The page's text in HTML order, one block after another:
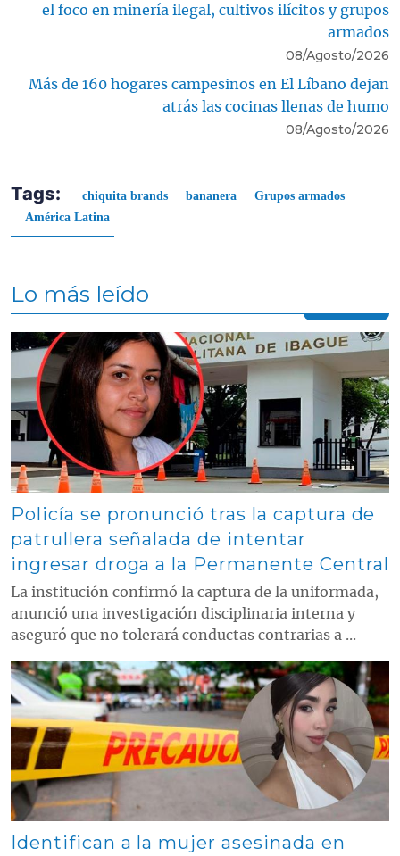
el foco en minería ilegal, cultivos ilícitos y grupos
armados
08/Agosto/2026
Más de 160 hogares campesinos en El Líbano dejan
atrás las cocinas llenas de humo
08/Agosto/2026
Tags: chiquita brands bananera
Grupos armados
América Latina
Lo más leído
Contenido multimedia principal
Policía se pronunció tras la captura de
patrullera señalada de intentar
ingresar droga a la Permanente Central
La institución confirmó la captura de la uniformada,
anunció una investigación disciplinaria interna y
aseguró que no tolerará conductas contrarias a ...
Contenido multimedia principal
Identifican a la mujer asesinada en